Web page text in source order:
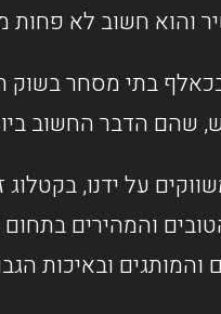
והוא חשוב לא
בתי מסחר בשוק
שהם הדבר החשוב
על ידנו,
והמהירים
ובאיכות